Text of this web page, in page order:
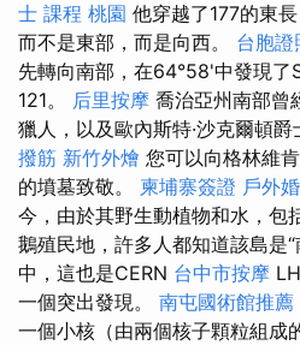
士 課程 桃園 他穿越了177的東
而不是東部，而是向西。 台胞證
先轉向南部，在64°58'中發現了
121。 后里按摩 喬治亞州南部曾
獵人，以及歐內斯特·沙克爾頓爵
撥筋 新竹外燴 您可以向格林維
的墳墓致敬。 柬埔寨簽證 戶外
今，由於其野生動植物和水，包
鵝殖民地，許多人都知道該島是
中，這也是CERN 台中市按摩
一個突出發現。 南屯國術館推薦
一個小核（由兩個核子顆粒組成